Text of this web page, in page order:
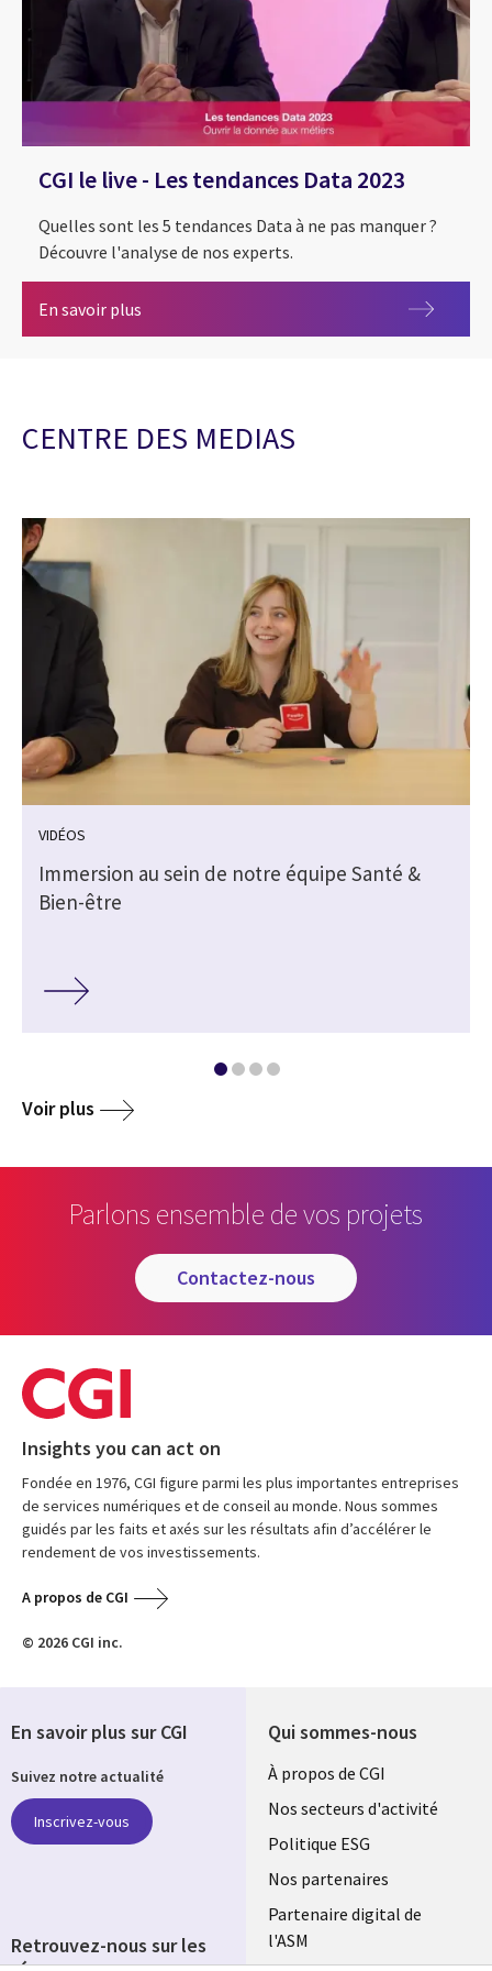
CGI le live - Les tendances Data 2023
Quelles sont les 5 tendances Data à ne pas manquer ?
Découvre l'analyse de nos experts.
En savoir plus CGI le live - Les tendances Data 2023
CENTRE DES MEDIAS
VIDÉOS
Immersion au sein de notre équipe Santé &
Bien-être
Voir plus
Parlons ensemble de vos projets
contactez-nous
Insights you can act on
Fondée en 1976, CGI figure parmi les plus importantes entreprises
de services numériques et de conseil au monde. Nous sommes
guidés par les faits et axés sur les résultats afin d’accélérer le
rendement de vos investissements.
A propos de CGI
© 2026 CGI inc.
Qui sommes-nous
Useful
links
FRANCE
À propos de CGI
Nos secteurs d'activité
Politique ESG
Nos partenaires
Partenaire digital de
l'ASM
En savoir plus sur CGI
Suivez notre actualité
Inscrivez-vous
Retrouvez-nous sur les